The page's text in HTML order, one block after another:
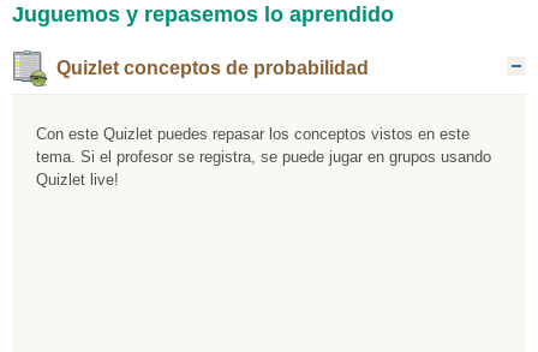
Juguemos y repasemos lo aprendido
Quizlet conceptos de probabilidad
Con este Quizlet puedes repasar los conceptos vistos en este
tema. Si el profesor se registra, se puede jugar en grupos usando
Quizlet live!